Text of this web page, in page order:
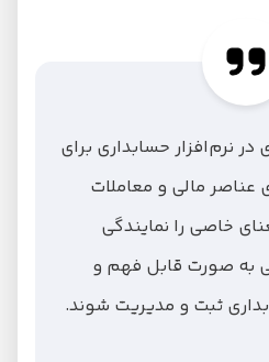
نرم‌افزار حسابداری برای
مالی و معاملات
خاصی را نمایندگی
به صورت قابل فهم و
ثبت و مدیریت شوند.